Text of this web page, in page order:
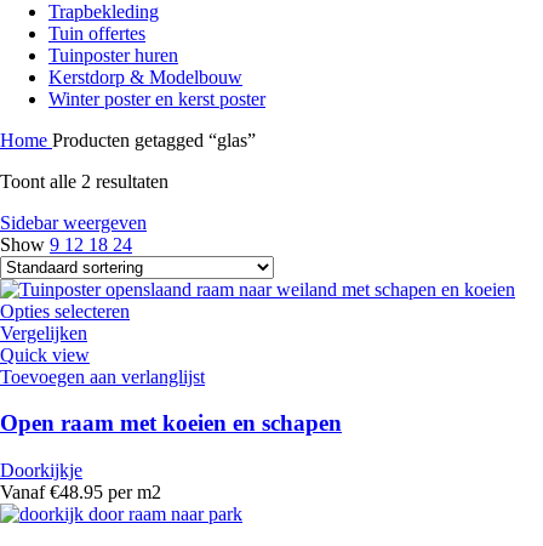
Trapbekleding
Tuin offertes
Tuinposter huren
Kerstdorp & Modelbouw
Winter poster en kerst poster
Home Producten getagged “glas”
Toont alle 2 resultaten
Sidebar weergeven
Show 9 12 18 24
Opties selecteren
Vergelijken
Quick view
Toevoegen aan verlanglijst
Open raam met koeien en schapen
Doorkijkje
Vanaf €48.95 per m2